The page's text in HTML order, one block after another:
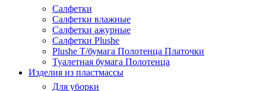
Салфетки
Салфетки влажные
Салфетки ажурные
Салфетки Plushe
Plushe Т/бумага Полотенца Платочки
Туалетная бумага Полотенца
Изделия из пластмассы
Для уборки